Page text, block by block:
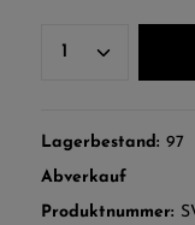
Lagerbestand:97
Abverkauf
Produktnummer: